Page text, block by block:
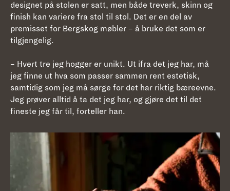
designet på stolen er satt, men både treverk, skinn og
finish kan variere fra stol til stol. Det er en del av
premisset for Bergskog møbler – å bruke det som er
tilgjengelig.
– Hvert tre jeg hogger er unikt. Ut ifra det jeg har, må
jeg finne ut hva som passer sammen rent estetisk,
samtidig som jeg må sørge for det har riktig bæreevne.
Jeg prøver alltid å ta det jeg har, og gjøre det til det
fineste jeg får til, forteller han.